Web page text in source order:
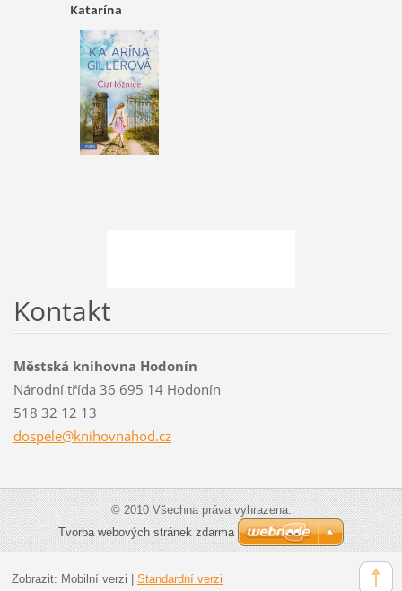
Katarína
Kontakt
Městská knihovna Hodonín
Národní třída 36 695 14 Hodonín
518 32 12 13
dospele@knihovnahod.cz
© 2010 Všechna práva vyhrazena.
Tvorba webových stránek zdarma
Zobrazit: Mobilní verzi Standardní verzi